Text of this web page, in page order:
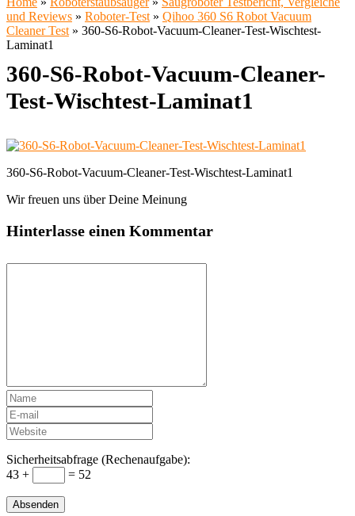
und Reviews » Roboter-Test » Qihoo 360 S6 Robot Vacuum
Cleaner Test » 360-S6-Robot-Vacuum-Cleaner-Test-Wischtest-
Laminat1
360-S6-Robot-Vacuum-Cleaner-
Test-Wischtest-Laminat1
360-S6-Robot-Vacuum-Cleaner-Test-Wischtest-Laminat1
Wir freuen uns über Deine Meinung
Hinterlasse einen Kommentar
Sicherheitsabfrage (Rechenaufgabe):
43 +
= 52